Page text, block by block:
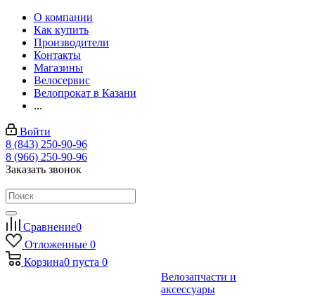
О компании
Как купить
Производители
Контакты
Магазины
Велосервис
Велопрокат в Казани
...
Войти
8 (843) 250-90-96
8 (966) 250-90-96
Заказать звонок
Сравнение0
Отложенные 0
Корзина0 пуста 0
Велозапчасти и
аксессуары